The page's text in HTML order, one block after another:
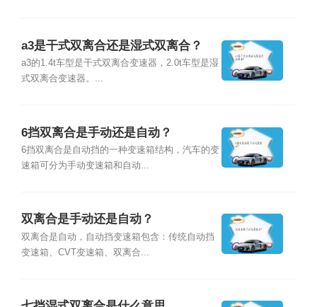
a3是干式双离合还是湿式双离合？
a3的1.4t车型是干式双离合变速器，2.0t车型是湿
式双离合变速器。...
6挡双离合是手动还是自动？
6挡双离合是自动挡的一种变速箱结构，汽车的变
速箱可分为手动变速箱和自动...
双离合是手动还是自动？
双离合是自动，自动挡变速箱包含：传统自动挡
变速箱、CVT变速箱、双离合...